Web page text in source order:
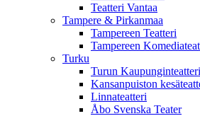
Teatteri Vantaa
Tampere & Pirkanmaa
Tampereen Teatteri
Tampereen
Turku
Turun Kaupunginteatteri
Kansanpuiston
Linnateatteri
Åbo Svenska Teater